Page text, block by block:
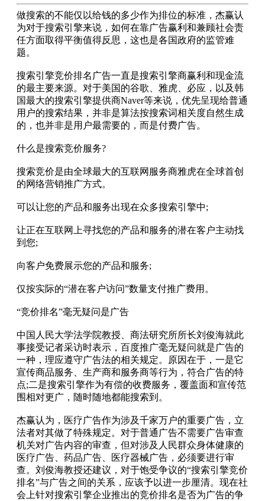
做搜索的不能仅以给钱的多少作为排位的标准，杰赢认
为对于搜索引擎来说，如何在靠广告赢利和兼顾社会责
任方面取得平衡值得反思，这也是各国政府的监管难
题。
搜索引擎竞价排名广告一直是搜索引擎商赢利和现金流
的最主要来源。对于美国的谷歌、雅虎、必应，以及韩
国最大的搜索引擎提供商Naver等来说，优先呈现给普通
用户的搜索结果，并非是算法按搜索词相关度自然生成
的，也并非是用户最需要的，而是付费广告。
什么是搜索竞价服务?
搜索竞价是由全球最大的互联网服务商雅虎在全球首创
的网络营销推广方式。
可以让您的产品和服务出现在众多搜索引擎中;
让正在互联网上寻找您的产品和服务的潜在客户主动找
到您;
向客户免费展示您的产品和服务;
仅按实际的“潜在客户访问”数量支付推广费用。
“竞价排名”毫无疑问是广告
中国人民大学法学院教授、商法研究所所长刘俊海就此
事接受记者采访时表示，百度推广毫无疑问就是广告的
一种，理应遵守广告法的相关规定。原因在于，一是它
宣传商品服务、生产商和服务商等行为，符合广告的特
点;二是搜索引擎作为有偿的收费服务，覆盖面和宣传范
围相对更广，随时随地都能搜索到。
杰赢认为，医疗广告作为涉及千家万户的重要广告，立
法者对其做了特殊规定。对于普通广告不需要广告审查
机关对广告内容的审查，但对涉及人民群众身体健康的
医疗广告、药品广告、医疗器械广告，必须要进行审
查。刘俊海教授还建议，对于饱受争议的“搜索引擎竞价
排名”与广告之间的关系，应该予以进一步厘清。现在社
会上针对搜索引擎企业推出的竞价排名是否为广告的争